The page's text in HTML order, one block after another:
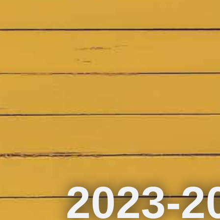
2023-